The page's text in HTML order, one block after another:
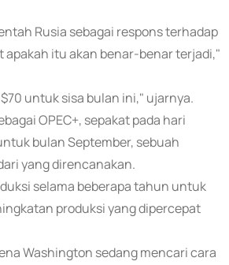
Rusia sebagai respons terhadap
itu akan benar-benar terjadi,"
untuk sisa bulan ini," ujarnya.
OPEC+, sepakat pada hari
bulan September, sebuah
yang direncanakan.
selama beberapa tahun untuk
produksi yang dipercepat
Washington sedang mencari cara